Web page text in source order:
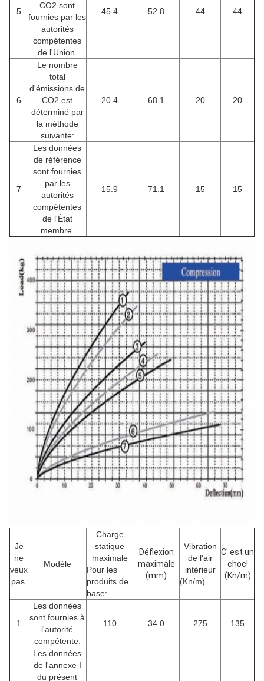
5
CO2 sont
fournies par les
autorités
compétentes
de l'Union.
45.4 52.8 44 44
6
Le nombre
total
d'émissions de
CO2 est
déterminé par
la méthode
suivante:
20.4 68.1 20 20
7
Les données
de référence
sont fournies
par les
autorités
compétentes
de l'État
membre.
15.9 71.1 15 15
Je
ne
veux
pas.
Modèle
Charge
statique
maximale
Pour les
produits de
base:
Déflexion
maximale
(mm)
Vibration
de l'air
intérieur
(Kn/m)
C' est un
choc!
(Kn/m)
1
Les données
sont fournies à
l'autorité
compétente.
110 34.0 275 135
Les données
de l'annexe I
du présent